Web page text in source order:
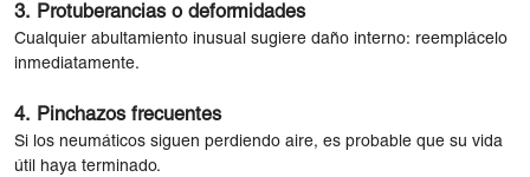
3. Protuberancias o deformidades
Cualquier abultamiento inusual sugiere daño interno: reemplácelo
inmediatamente.
4. Pinchazos frecuentes
Si los neumáticos siguen perdiendo aire, es probable que su vida
útil haya terminado.